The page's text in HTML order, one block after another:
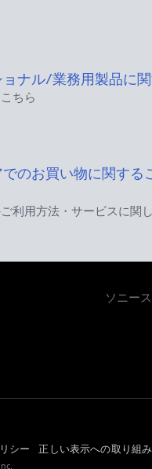
ナル/業務用製品に
ちら
のお買い物に関する
利用方法・サービスに関
ソニー
シー 正しい表示への取り組み